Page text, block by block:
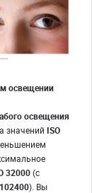
освещении
освещения
значений ISO
32000(с
). Вы